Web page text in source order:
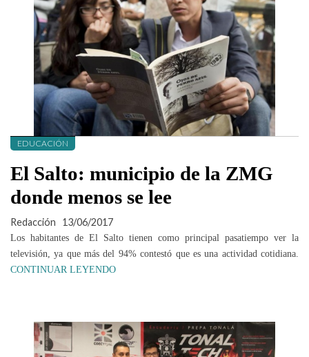
EDUCACIÓN
El Salto: municipio de la ZMG
donde menos se lee
Redacción 13/06/2017
Los habitantes de El Salto tienen como principal pasatiempo ver la
televisión, ya que más del 94% contestó que es una actividad cotidiana.
CONTINUAR LEYENDO